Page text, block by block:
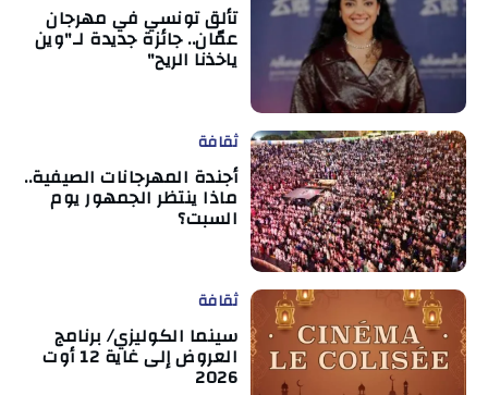
تألق تونسي في مهرجان
عمّان.. جائزة جديدة لـ"وين
ياخذنا الريح"
ثقافة
أجندة المهرجانات الصيفية..
ماذا ينتظر الجمهور يوم
السبت؟
ثقافة
سينما الكوليزي/ برنامج
العروض إلى غاية 12 أوت
2026